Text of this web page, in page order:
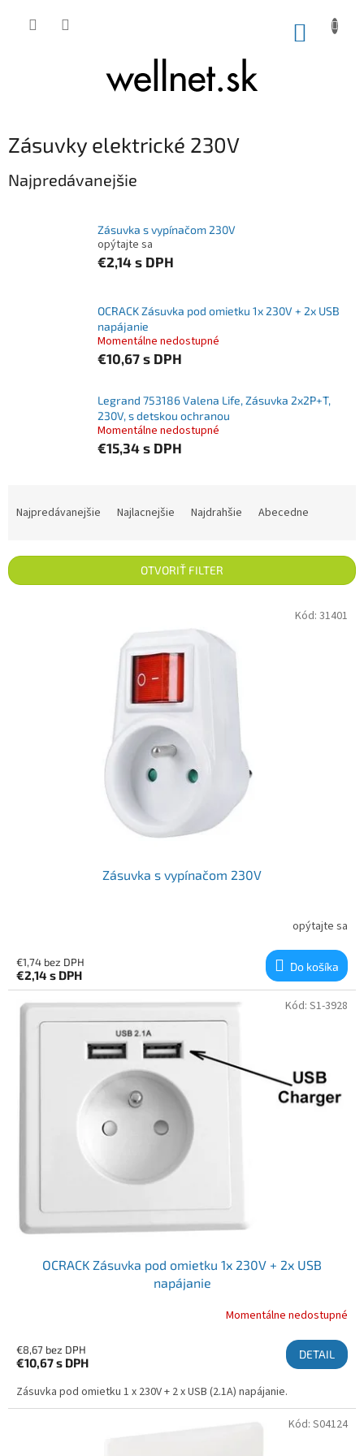
Zásuvky elektrické 230V
Najpredávanejšie
Zásuvka s vypínačom 230V
opýtajte sa
€2,14 s DPH
OCRACK Zásuvka pod omietku 1x 230V + 2x USB
napájanie
Momentálne nedostupné
€10,67 s DPH
Legrand 753186 Valena Life, Zásuvka 2x2P+T,
230V, s detskou ochranou
Momentálne nedostupné
€15,34 s DPH
Najpredávanejšie Najlacnejšie Najdrahšie Abecedne
OTVORIŤ FILTER
Zásuvka s vypínačom 230V
opýtajte sa
€1,74 bez DPH
€2,14 s DPH
Do košíka
Kód: 31401
OCRACK Zásuvka pod omietku 1x 230V + 2x USB
napájanie
Momentálne nedostupné
€8,67 bez DPH
€10,67s DPH
DETAIL
Zásuvka pod omietku 1 x 230V + 2 x USB (2.1A) napájanie.
Kód: S1-3928
Kód: S04124